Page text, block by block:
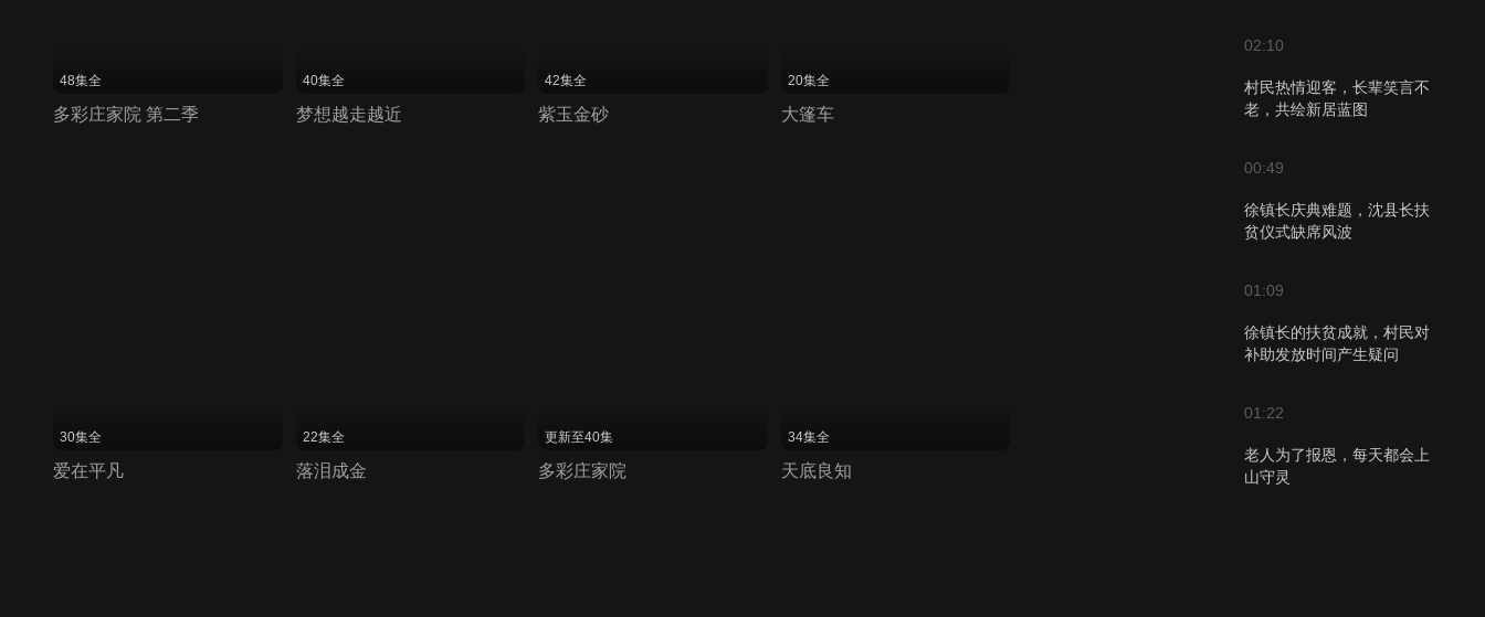
02:10
村民热情迎客，长辈笑言不
老，共绘新居蓝图
00:49
徐镇长庆典难题，沈县长扶
贫仪式缺席风波
01:09
徐镇长的扶贫成就，村民对
补助发放时间产生疑问
01:22
老人为了报恩，每天都会上
山守灵
48集全
多彩庄家院 第二季
40集全
梦想越走越近
42集全
紫玉金砂
20集全
大篷车
30集全
爱在平凡
22集全
落泪成金
更新至40集
多彩庄家院
34集全
天底良知